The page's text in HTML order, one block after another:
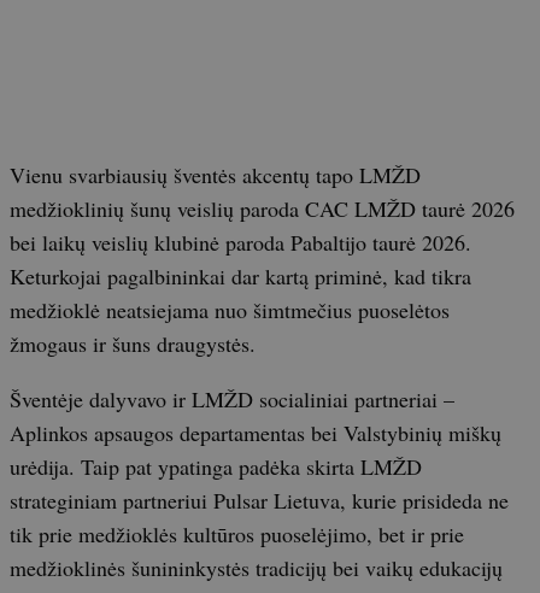
Vienu svarbiausių šventės akcentų tapo LMŽD
medžioklinių šunų veislių paroda CAC LMŽD taurė 2026
bei laikų veislių klubinė paroda Pabaltijo taurė 2026.
Keturkojai pagalbininkai dar kartą priminė, kad tikra
medžioklė neatsiejama nuo šimtmečius puoselėtos
žmogaus ir šuns draugystės.
Šventėje dalyvavo ir LMŽD socialiniai partneriai –
Aplinkos apsaugos departamentas bei Valstybinių miškų
urėdija. Taip pat ypatinga padėka skirta LMŽD
strateginiam partneriui Pulsar Lietuva, kurie prisideda ne
tik prie medžioklės kultūros puoselėjimo, bet ir prie
medžioklinės šunininkystės tradicijų bei vaikų edukacijų